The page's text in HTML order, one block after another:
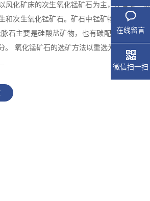
风化矿床的次生氧化锰矿石为主，还有某些
和次生氧化锰矿石。矿石中锰矿物主要是硬
石主要是硅酸盐矿物，也有碳配盐矿物;常
。 氧化锰矿石的选矿方法以重选为主。风化
在线留言
微信扫一扫